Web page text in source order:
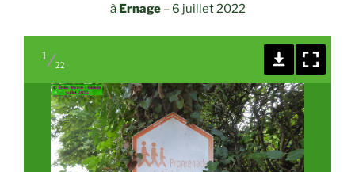
à Ernage – 6 juillet 2022
1
22